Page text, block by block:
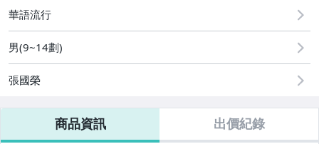
美容保養與彩妝
電腦、平板與周邊
相機、攝影與周邊
運動、戶外與休閒
電玩遊戲與主機
華語流行
男(9~14劃)
張國榮
商品資訊 出價紀錄